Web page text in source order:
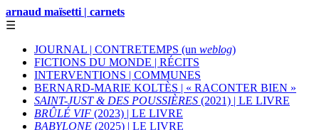
arnaud maïsetti | carnets
☰
JOURNAL | CONTRETEMPS (un weblog)
FICTIONS DU MONDE | RÉCITS
INTERVENTIONS | COMMUNES
BERNARD-MARIE KOLTÈS | « RACONTER BIEN »
SAINT-JUST & DES POUSSIÈRES (2021) | LE LIVRE
BRÛLÉ VIF (2023) | LE LIVRE
BABYLONE (2025) | LE LIVRE